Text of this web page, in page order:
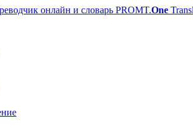
PROMT.One